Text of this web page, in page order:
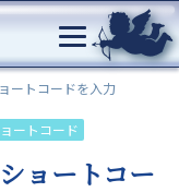
ートコードを入力
ートコード
ョートコー